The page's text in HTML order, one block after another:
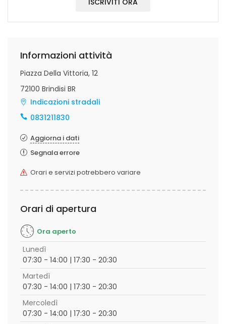
ISCRIVITI ORA
Informazioni attività
Piazza Della Vittoria, 12
72100 Brindisi BR
Indicazioni stradali
0831211830
Aggiorna i dati
Segnala errore
Orari e servizi potrebbero variare
Orari di apertura
Ora aperto
Lunedì
07:30 - 14:00 | 17:30 - 20:30
Martedì
07:30 - 14:00 | 17:30 - 20:30
Mercoledì
07:30 - 14:00 | 17:30 - 20:30